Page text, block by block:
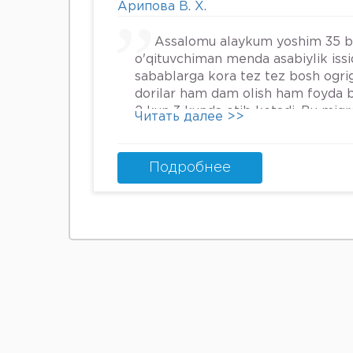
Арипова В. Х.
Assalomu alaykum yoshim 35
o'qituvchiman menda asabiylik
sabablarga kora tez tez bosh
dorilar ham dam olish ham foyda
2 kun 3 kunda otib ketadi. Bu
Читать далее >>
Подробнее